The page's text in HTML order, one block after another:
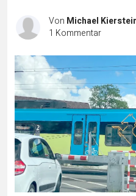
Von Michael
1 Kommentar